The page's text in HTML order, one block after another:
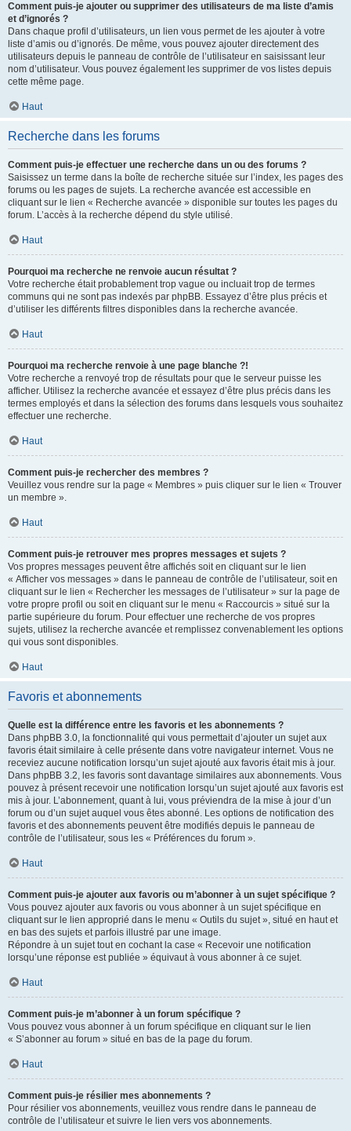
Comment puis-je ajouter ou supprimer des utilisateurs de ma liste d’amis
et d’ignorés ?
Dans chaque profil d’utilisateurs, un lien vous permet de les ajouter à votre
liste d’amis ou d’ignorés. De même, vous pouvez ajouter directement des
utilisateurs depuis le panneau de contrôle de l’utilisateur en saisissant leur
nom d’utilisateur. Vous pouvez également les supprimer de vos listes depuis
cette même page.
Haut
Recherche dans les forums
Comment puis-je effectuer une recherche dans un ou des forums ?
Saisissez un terme dans la boîte de recherche située sur l’index, les pages des
forums ou les pages de sujets. La recherche avancée est accessible en
cliquant sur le lien « Recherche avancée » disponible sur toutes les pages du
forum. L’accès à la recherche dépend du style utilisé.
Haut
Pourquoi ma recherche ne renvoie aucun résultat ?
Votre recherche était probablement trop vague ou incluait trop de termes
communs qui ne sont pas indexés par phpBB. Essayez d’être plus précis et
d’utiliser les différents filtres disponibles dans la recherche avancée.
Haut
Pourquoi ma recherche renvoie à une page blanche ?!
Votre recherche a renvoyé trop de résultats pour que le serveur puisse les
afficher. Utilisez la recherche avancée et essayez d’être plus précis dans les
termes employés et dans la sélection des forums dans lesquels vous souhaitez
effectuer une recherche.
Haut
Comment puis-je rechercher des membres ?
Veuillez vous rendre sur la page « Membres » puis cliquer sur le lien « Trouver
un membre ».
Haut
Comment puis-je retrouver mes propres messages et sujets ?
Vos propres messages peuvent être affichés soit en cliquant sur le lien
« Afficher vos messages » dans le panneau de contrôle de l’utilisateur, soit en
cliquant sur le lien « Rechercher les messages de l’utilisateur » sur la page de
votre propre profil ou soit en cliquant sur le menu « Raccourcis » situé sur la
partie supérieure du forum. Pour effectuer une recherche de vos propres
sujets, utilisez la recherche avancée et remplissez convenablement les options
qui vous sont disponibles.
Haut
Favoris et abonnements
Quelle est la différence entre les favoris et les abonnements ?
Dans phpBB 3.0, la fonctionnalité qui vous permettait d’ajouter un sujet aux
favoris était similaire à celle présente dans votre navigateur internet. Vous ne
receviez aucune notification lorsqu’un sujet ajouté aux favoris était mis à jour.
Dans phpBB 3.2, les favoris sont davantage similaires aux abonnements. Vous
pouvez à présent recevoir une notification lorsqu’un sujet ajouté aux favoris est
mis à jour. L’abonnement, quant à lui, vous préviendra de la mise à jour d’un
forum ou d’un sujet auquel vous êtes abonné. Les options de notification des
favoris et des abonnements peuvent être modifiés depuis le panneau de
contrôle de l’utilisateur, sous les « Préférences du forum ».
Haut
Comment puis-je ajouter aux favoris ou m’abonner à un sujet spécifique ?
Vous pouvez ajouter aux favoris ou vous abonner à un sujet spécifique en
cliquant sur le lien approprié dans le menu « Outils du sujet », situé en haut et
en bas des sujets et parfois illustré par une image.
Répondre à un sujet tout en cochant la case « Recevoir une notification
lorsqu’une réponse est publiée » équivaut à vous abonner à ce sujet.
Haut
Comment puis-je m’abonner à un forum spécifique ?
Vous pouvez vous abonner à un forum spécifique en cliquant sur le lien
« S’abonner au forum » situé en bas de la page du forum.
Haut
Comment puis-je résilier mes abonnements ?
Pour résilier vos abonnements, veuillez vous rendre dans le panneau de
contrôle de l’utilisateur et suivre le lien vers vos abonnements.